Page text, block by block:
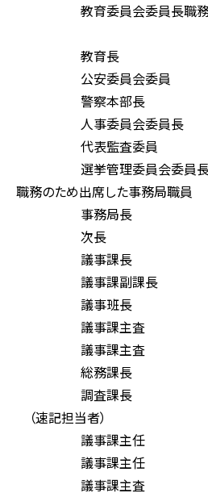
教育委員会委員長職務
駒 井
教育長
公安委員会
警察本部
人事委員会委
代表監査委
選挙管理委員会
職務のため出席した事務局職員
事務局長
次長 佐
議事課長
議事課副課
議事班
議事課主
議事課主
総務課長
調査課長
（速記担当者）
議事課主
議事課主
議事課主